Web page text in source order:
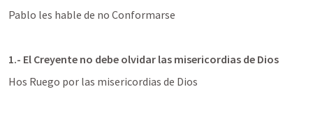
Pablo les hable de no Conformarse
1.- El Creyente no debe olvidar las misericordias de Dios
Hos Ruego por las misericordias de Dios